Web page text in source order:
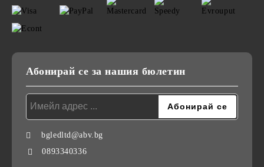
Абонирай се за нашия бюлетин
bgledltd@abv.bg
0893340336